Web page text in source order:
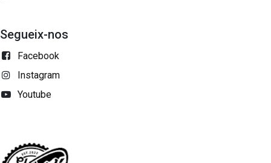
Segueix-nos
Facebook
Instagram
Youtube